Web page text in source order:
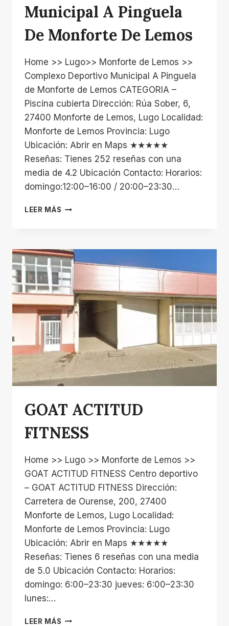
Municipal A Pinguela
De Monforte De Lemos
Home >> Lugo>> Monforte de Lemos >>
Complexo Deportivo Municipal A Pinguela
de Monforte de Lemos CATEGORIA –
Piscina cubierta Dirección: Rúa Sober, 6,
27400 Monforte de Lemos, Lugo Localidad:
Monforte de Lemos Provincia: Lugo
Ubicación: Abrir en Maps ★★★★★
Reseñas: Tienes 252 reseñas con una
media de 4.2 Ubicación Contacto: Horarios:
domingo:12:00–16:00 / 20:00–23:30…
LEER MÁS COMPLEXO
PINGUELA
DE
MONFORTE
DE
LEMOS
GOAT ACTITUD
FITNESS
Home >> Lugo >> Monforte de Lemos >>
GOAT ACTITUD FITNESS Centro deportivo
– GOAT ACTITUD FITNESS Dirección:
Carretera de Ourense, 200, 27400
Monforte de Lemos, Lugo Localidad:
Monforte de Lemos Provincia: Lugo
Ubicación: Abrir en Maps ★★★★★
Reseñas: Tienes 6 reseñas con una media
de 5.0 Ubicación Contacto: Horarios:
domingo: 6:00–23:30 jueves: 6:00–23:30
lunes:…
LEER MÁS GOAT